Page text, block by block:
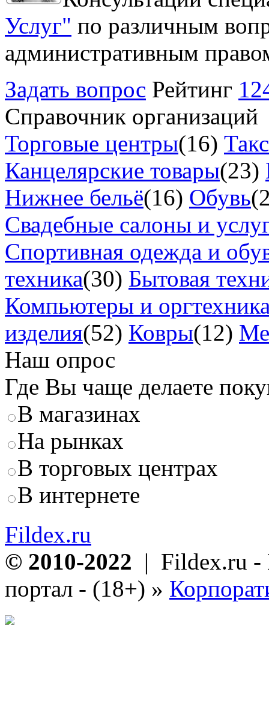
Услуг" по различным
административным
Задать вопрос Рейтинг
Справочник организаций
Торговые центры(16)
Канцелярские товары(23)
Нижнее бельё(16) Обувь
Свадебные салоны и
Спортивная одежда и
техника(30) Бытовая
Компьютеры и
изделия(52) Ковры(12)
Наш опрос
Где Вы чаще делаете
В магазинах
На рынках
В торговых центрах
В интернете
Fildex.ru
© 2010-2022 | Fildex.ru -
портал - (18+) »